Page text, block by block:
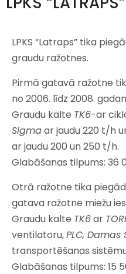
LPKS “Latraps” tika
graudu ražotnes.
Pirmā gatavā ražotne
no 2006. līdz 2008.
Graudu kalte TK6-ar
Sigmaar jaudu 220 t/h
ar jaudu 200 un 250 t/h.
Glabāšanas tilpums: 36
Otrā ražotne tika
gatava ražotne miežu
Graudu kalte TK6ar
ventilatoru,PLC, Damas
transportēšanas
Glabāšanas tilpums: 15